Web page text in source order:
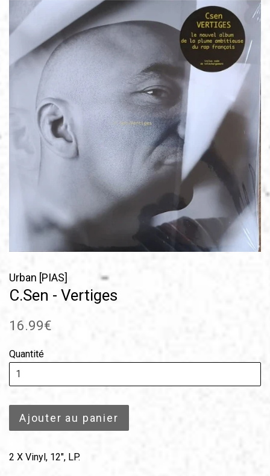
Urban [PIAS]
C.Sen - Vertiges
Prix
16.99€
Quantité
Ajouter au panier
2 X Vinyl, 12", LP.